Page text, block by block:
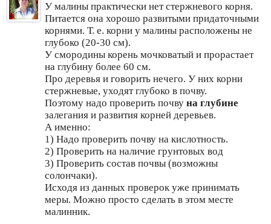
У малины практически нет стержневого корня.
Питается она хорошо развитыми придаточными
корнями. Т. е. корни у малины расположены не
глубоко (20-30 см).
У смородины корень мочковатый и прорастает
на глубину более 60 см.
Про деревья и говорить нечего. У них корни
стержневые, уходят глубоко в почву.
Поэтому надо проверить почву на глубине
залегания и развития корней деревьев.
А именно:
1) Надо проверить почву на кислотность.
2) Проверить на наличие грунтовых вод
3) Проверить состав почвы (возможны
солончаки).
Исходя из данных проверок уже принимать
меры. Можно просто сделать в этом месте
малинник.